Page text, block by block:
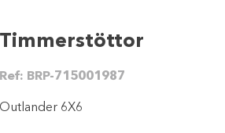
Timmerstöttor
Ref: BRP-715001987
Outlander 6X6